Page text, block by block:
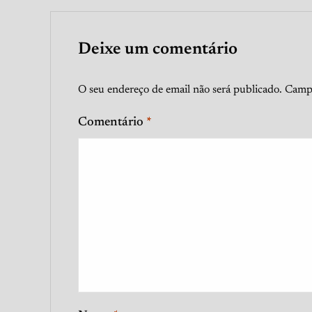
Deixe um comentário
O seu endereço de email não será publicado.
Comentário *